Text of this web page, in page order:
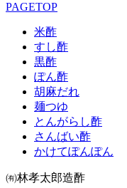
PAGETOP
米酢
すし酢
黒酢
ぽん酢
胡麻だれ
麺つゆ
とんがらし酢
さんばい酢
かけてぽんぽん
㈲林孝太郎造酢